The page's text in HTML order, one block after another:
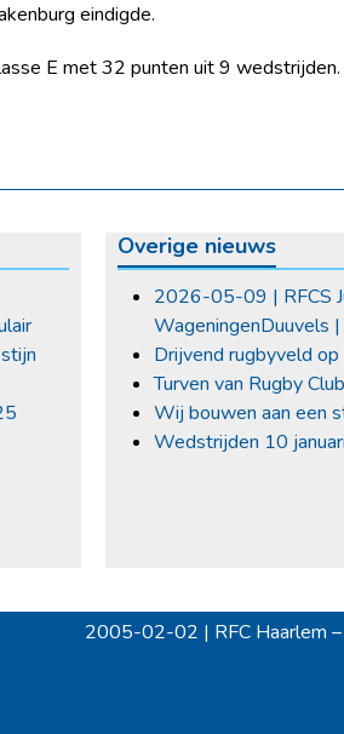
eindigde.
E met 32 punten uit 9
Overige nieuws
2026-05-09 | RFCS
WageningenDuuvels
Drijvend rugbyveld
Turven van Rugby
Wij bouwen aan een
Wedstrijden 10
next
2005-02-02 | RFC Haarlem